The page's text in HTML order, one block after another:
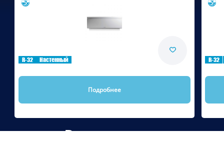
R-32 Настенный
Подробнее
R-32
Рекомендуем